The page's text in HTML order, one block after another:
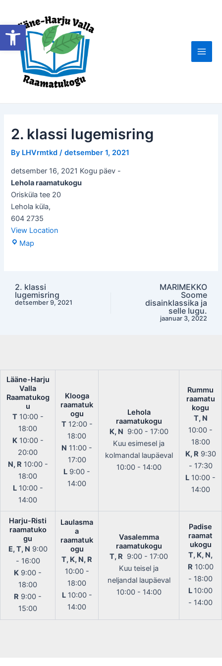
Open toolbar
content
Main
2. klassi lugemisring
By LHVrmtkd/detsember 1, 2021
detsember 16, 2021 Kogu päev -
Lehola raamatukogu
Orisküla tee 20
Lehola küla,
604 2735
View Location
Map
Post
navigation
2. klassi
lugemisring
detsember 9, 2021
MARIMEKKO
Soome
disainklassika ja
selle lugu.
jaanuar 3, 2022
Lääne-Harju
Valla
Raamatukog
u
T10:00 -
18:00
K10:00 -
20:00
N, R 10:00 -
18:00
L10:00 -
14:00
Klooga
raamatuk
ogu
T12:00 -
18:00
N 11:00 -
17:00
L 9:00 -
14:00
Lehola
raamatukogu
K, N 9:00 - 17:00
Kuu esimesel ja
kolmandal laupäeval
10:00 - 14:00
Rummu
raamatu
kogu
T, N
10:00 -
18:00
K, R 9:30
- 17:30
L 10:00 -
14:00
Harju-Risti
raamatuko
gu
E, T, N 9:00
- 16:00
K 9:00 -
18:00
R 9:00 -
15:00
Laulasma
a
raamatuk
ogu
T, K, N, R
10:00 -
18:00
L10:00 -
14:00
Vasalemma
raamatukogu
T, R 9:00 - 17:00
Kuu teisel ja
neljandal laupäeval
10:00 - 14:00
Padise
raamat
ukogu
T, K, N,
R 10:00
- 18:00
L 10:00
- 14:00